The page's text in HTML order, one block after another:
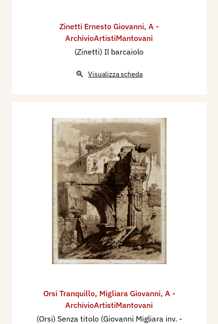
Zinetti Ernesto Giovanni, A -
ArchivioArtistiMantovani
(Zinetti) Il barcaiolo
Visualizza scheda
Orsi Tranquillo, Migliara Giovanni, A -
ArchivioArtistiMantovani
(Orsi) Senza titolo (Giovanni Migliara inv. -